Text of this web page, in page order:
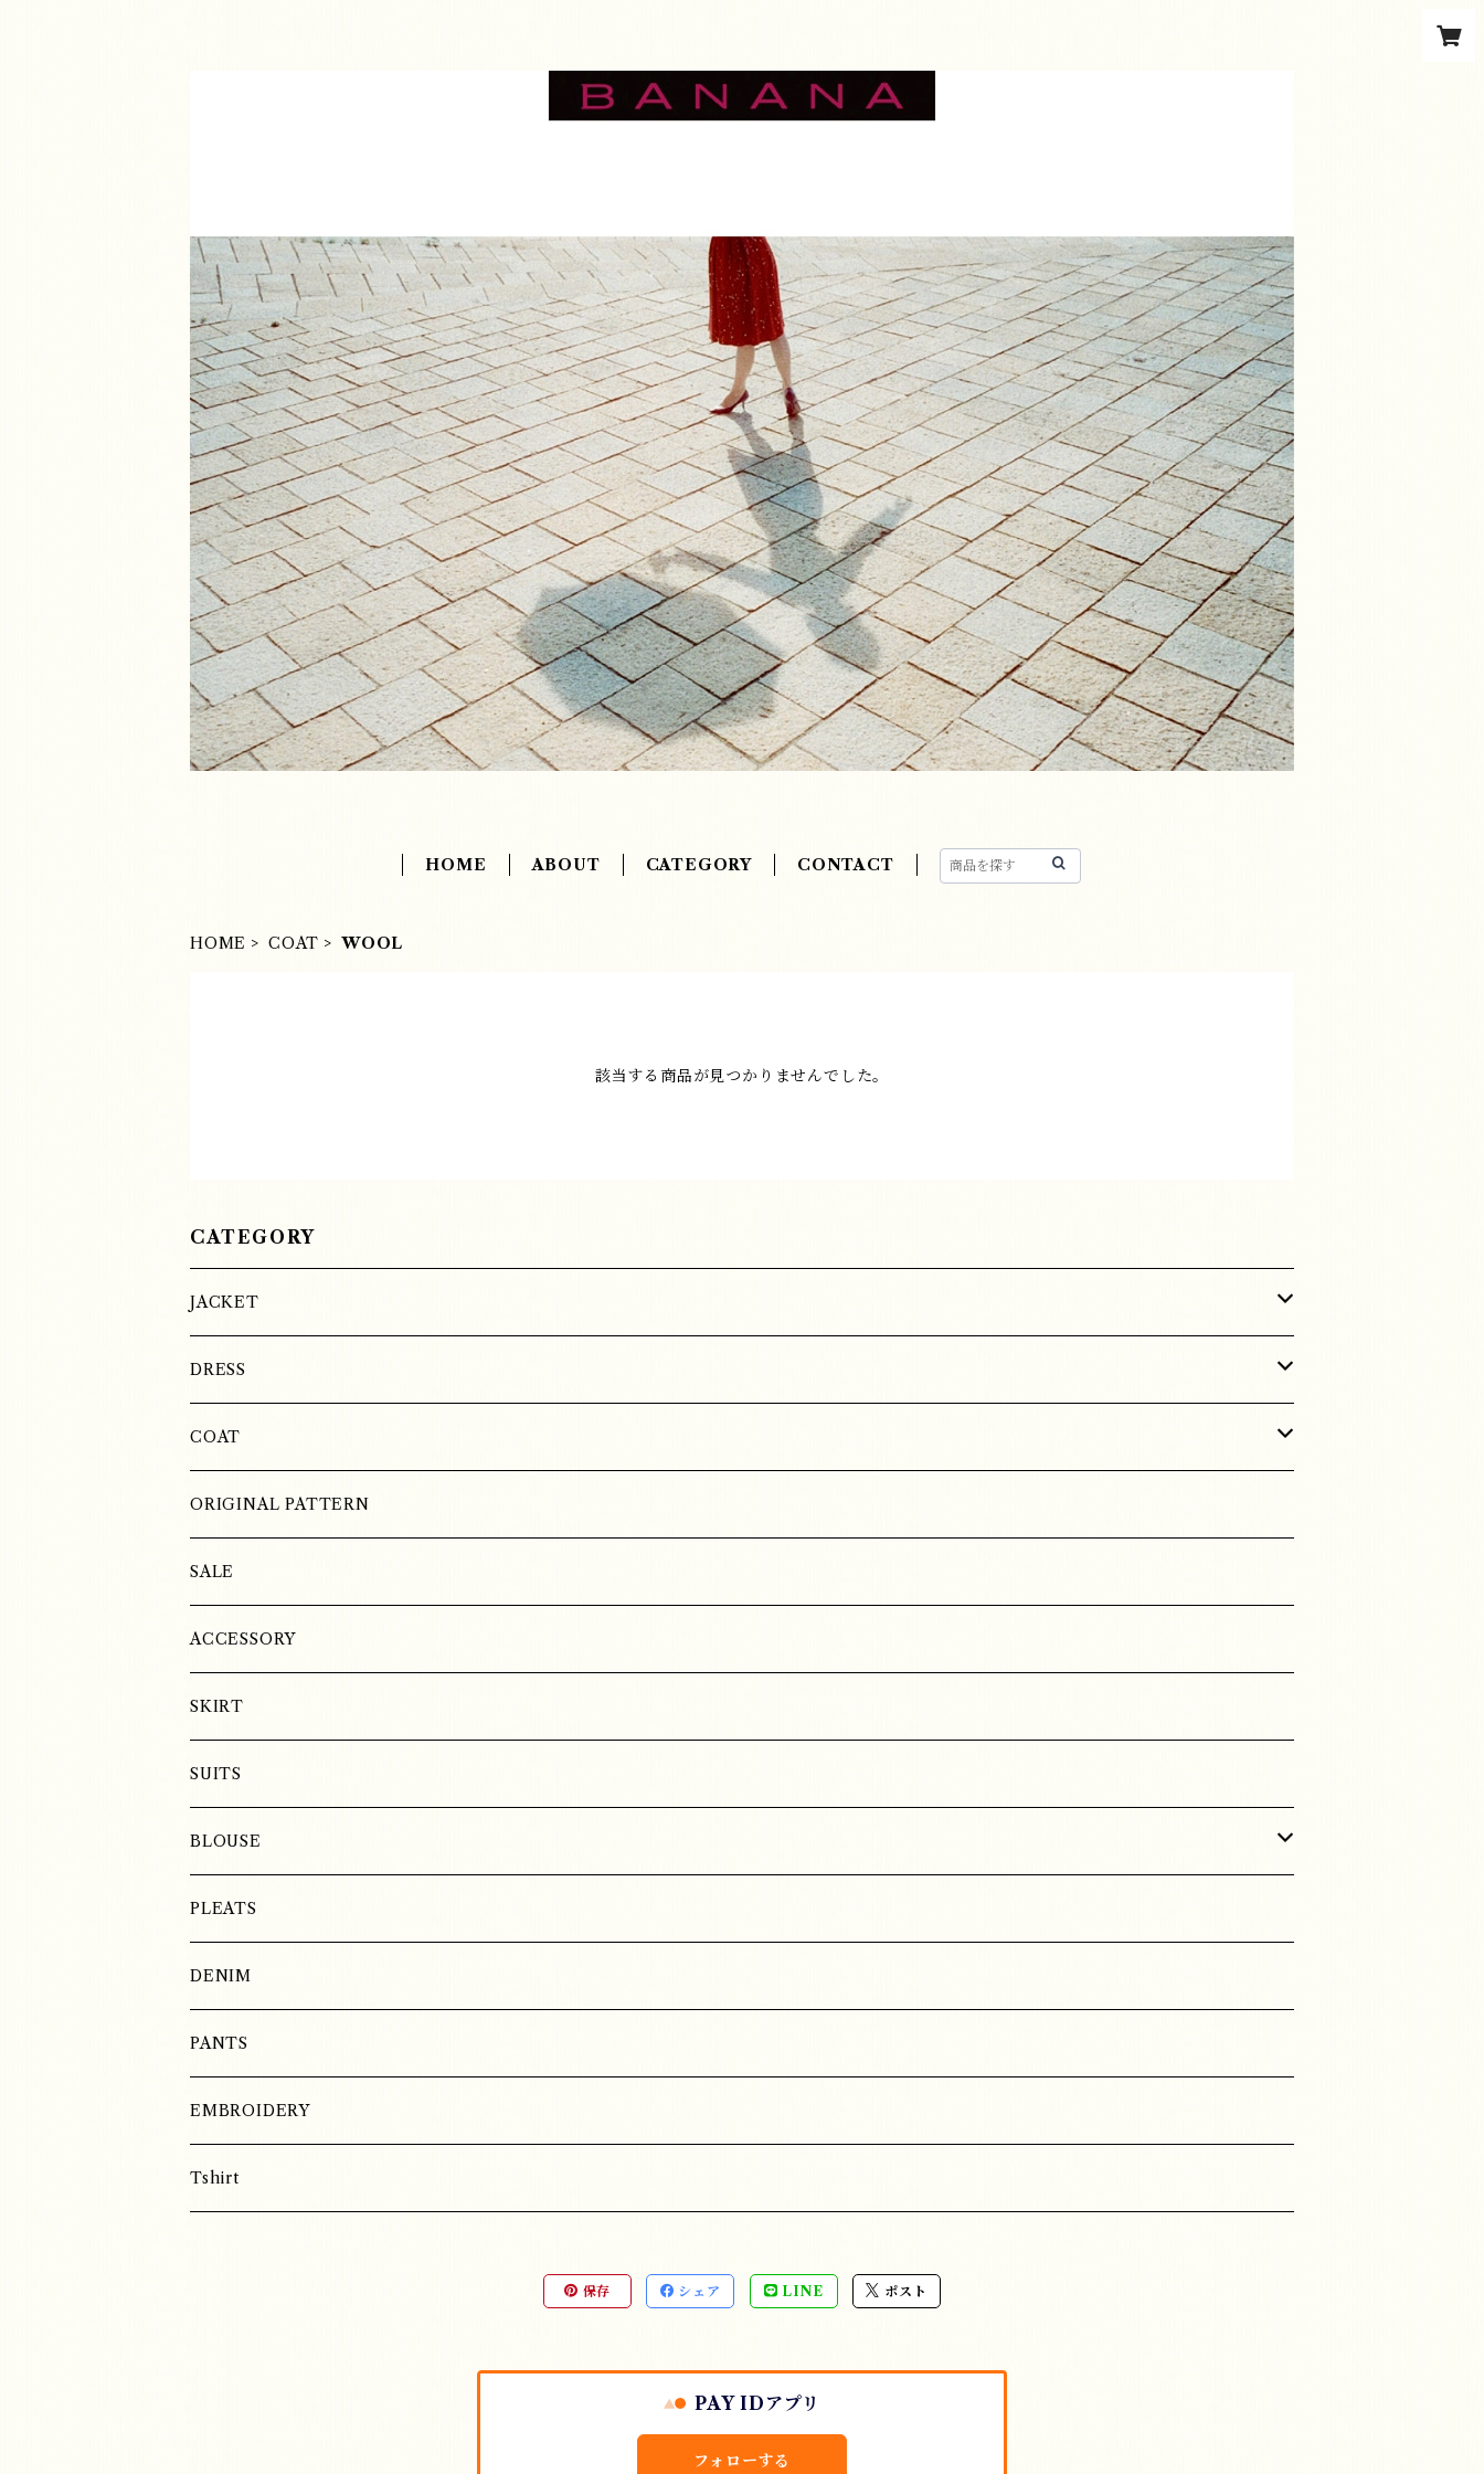
HOME ABOUT CATEGORY CONTACT
HOME COAT WOOL
該当する商品が見つかりませんでした。
CATEGORY
JACKET
SILK
COTTON
LINEN
DRESS
SILK
LINEN
COTTON
COAT
WOOL
LINEN
SILK
ORIGINAL PATTERN
SALE
ACCESSORY
SKIRT
SUITS
BLOUSE
LINEN
COTTON
SILK
PLEATS
DENIM
PANTS
EMBROIDERY
Tshirt
保存 シェア LINE ポスト
PAY IDアプリ
フォローする